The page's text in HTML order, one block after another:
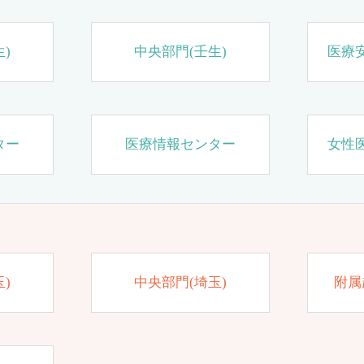
) 中央部門(壬生) 医療
ー 医療情報センター 女性
) 中央部門(埼玉) 附